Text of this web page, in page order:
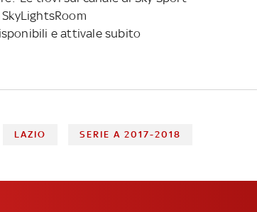
e attivale subito
LAZIO SERIE A 2017-2018